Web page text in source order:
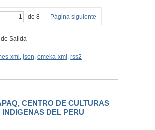
de 8 Página siguiente
de Salida
xml , json, omeka-xml , rss2
CENTRO DE CULTURAS
INDIGENAS DEL PERU